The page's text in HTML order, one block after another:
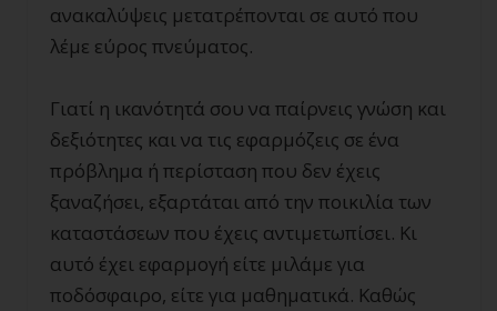
ανακαλύψεις μετατρέπονται σε αυτό που
λέμε εύρος πνεύματος.
Γιατί η ικανότητά σου να παίρνεις γνώση και
δεξιότητες και να τις εφαρμόζεις σε ένα
πρόβλημα ή περίσταση που δεν έχεις
ξαναζήσει, εξαρτάται από την ποικιλία των
καταστάσεων που έχεις αντιμετωπίσει. Κι
αυτό έχει εφαρμογή είτε μιλάμε για
ποδόσφαιρο, είτε για μαθηματικά. Καθώς